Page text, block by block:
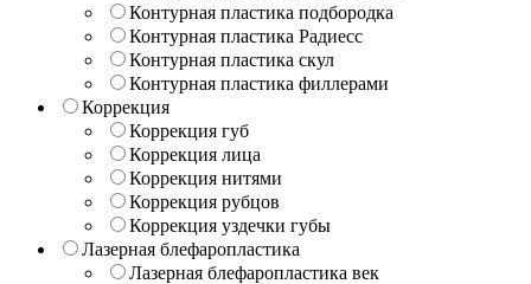
Контурная пластика подбородка
Контурная пластика Радиесс
Контурная пластика скул
Контурная пластика филлерами
Коррекция
Коррекция губ
Коррекция лица
Коррекция нитями
Коррекция рубцов
Коррекция уздечки губы
Лазерная блефаропластика
Лазерная блефаропластика век